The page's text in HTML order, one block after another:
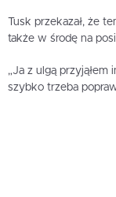
Tusk przekazał, że
także w środę na
„Ja z ulgą przyjąłem
szybko trzeba